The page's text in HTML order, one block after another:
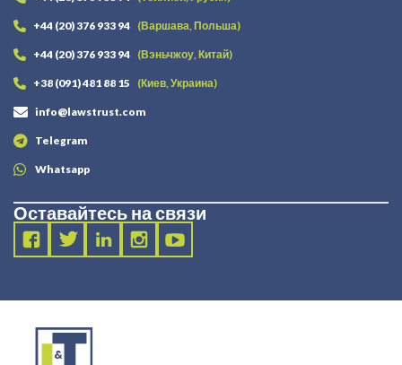
+44 (20) 376 933 94 (Варшава, Польша)
+44 (20) 376 933 94 (Вэньчжоу, Китай)
+38 (091) 481 88 15 (Киев, Украина)
info@lawstrust.com
Telegram
Whatsapp
Оставайтесь на связи